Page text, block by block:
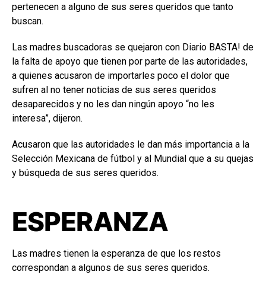
pertenecen a alguno de sus seres queridos que tanto
buscan.
Las madres buscadoras se quejaron con Diario BASTA! de
la falta de apoyo que tienen por parte de las autoridades,
a quienes acusaron de importarles poco el dolor que
sufren al no tener noticias de sus seres queridos
desaparecidos y no les dan ningún apoyo “no les
interesa”, dijeron.
Acusaron que las autoridades le dan más importancia a la
Selección Mexicana de fútbol y al Mundial que a su quejas
y búsqueda de sus seres queridos.
ESPERANZA
Las madres tienen la esperanza de que los restos
correspondan a algunos de sus seres queridos.